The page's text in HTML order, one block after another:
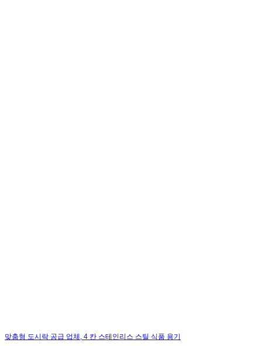
맞춤형 도시락 공급 업체, 4 칸 스테인리스 스틸 식품 용기